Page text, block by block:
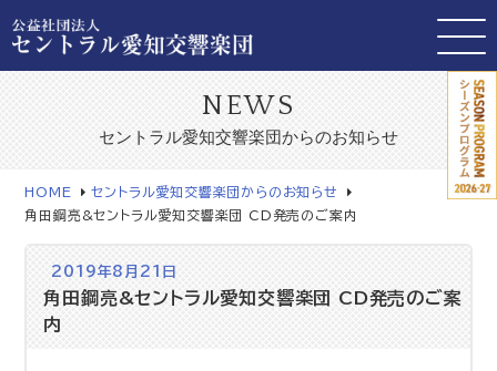
NEWS
セントラル愛知交響楽団からのお知らせ
HOME
セントラル愛知交響楽団からのお知らせ
角田鋼亮&セントラル愛知交響楽団 CD発売のご案内
2019年8月21日
角田鋼亮&セントラル愛知交響楽団 CD発売のご案
内